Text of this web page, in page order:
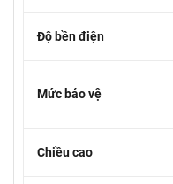
Độ bền điện
Mức bảo vệ
Chiều cao